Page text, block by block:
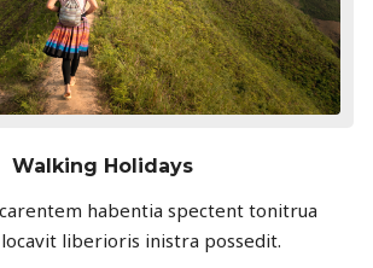
Walking Holidays
habentia spectent tonitrua
liberioris inistra possedit.